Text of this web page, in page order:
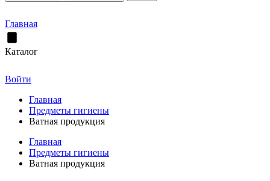
Главная
Каталог
Войти
Главная
Предметы гигиены
Ватная продукция
Главная
Предметы гигиены
Ватная продукция